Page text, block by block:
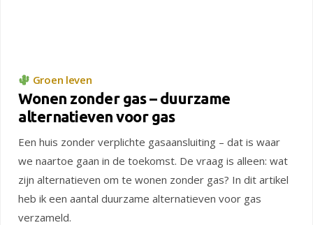
Groen leven
Wonen zonder gas – duurzame
alternatieven voor gas
Een huis zonder verplichte gasaansluiting – dat is waar
we naartoe gaan in de toekomst. De vraag is alleen: wat
zijn alternatieven om te wonen zonder gas? In dit artikel
heb ik een aantal duurzame alternatieven voor gas
verzameld.